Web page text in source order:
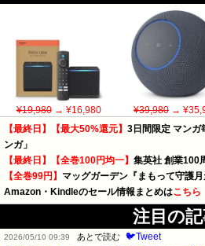
¥19,980→ ¥16,980 ¥39,980→
【最終日】【最大50%還元】 3日間限定 マンガ
ンガ」
【最終日】【全巻100円均一】 集英社 創業100
【全巻99円】 マッグガーデン『まもって守護月
Amazon・Kindleのセール情報まとめはこちら
注目の
2026/05/10 09:39 あとで読む 🐦Tweet